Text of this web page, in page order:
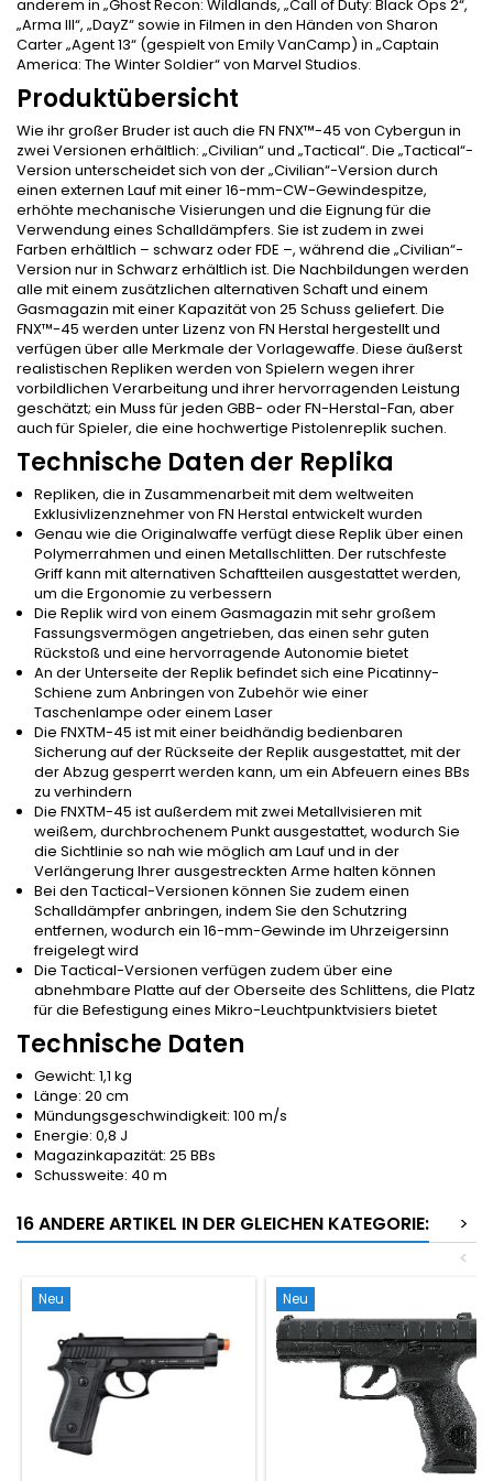
anderem in „Ghost Recon: Wildlands, „Call of Duty: Black Ops 2“,
„Arma III“, „DayZ“ sowie in Filmen in den Händen von Sharon
Carter „Agent 13“ (gespielt von Emily VanCamp) in „Captain
America: The Winter Soldier“ von Marvel Studios.
Produktübersicht
Wie ihr großer Bruder ist auch die FN FNX™-45 von Cybergun in
zwei Versionen erhältlich: „Civilian“ und „Tactical“. Die „Tactical“-
Version unterscheidet sich von der „Civilian“-Version durch
einen externen Lauf mit einer 16-mm-CW-Gewindespitze,
erhöhte mechanische Visierungen und die Eignung für die
Verwendung eines Schalldämpfers. Sie ist zudem in zwei
Farben erhältlich – schwarz oder FDE –, während die „Civilian“-
Version nur in Schwarz erhältlich ist. Die Nachbildungen werden
alle mit einem zusätzlichen alternativen Schaft und einem
Gasmagazin mit einer Kapazität von 25 Schuss geliefert. Die
FNX™-45 werden unter Lizenz von FN Herstal hergestellt und
verfügen über alle Merkmale der Vorlagewaffe. Diese äußerst
realistischen Repliken werden von Spielern wegen ihrer
vorbildlichen Verarbeitung und ihrer hervorragenden Leistung
geschätzt; ein Muss für jeden GBB- oder FN-Herstal-Fan, aber
auch für Spieler, die eine hochwertige Pistolenreplik suchen.
Technische Daten der Replika
Repliken, die in Zusammenarbeit mit dem weltweiten
Exklusivlizenznehmer von FN Herstal entwickelt wurden
Genau wie die Originalwaffe verfügt diese Replik über einen
Polymerrahmen und einen Metallschlitten. Der rutschfeste
Griff kann mit alternativen Schaftteilen ausgestattet werden,
um die Ergonomie zu verbessern
Die Replik wird von einem Gasmagazin mit sehr großem
Fassungsvermögen angetrieben, das einen sehr guten
Rückstoß und eine hervorragende Autonomie bietet
An der Unterseite der Replik befindet sich eine Picatinny-
Schiene zum Anbringen von Zubehör wie einer
Taschenlampe oder einem Laser
Die FNXTM-45 ist mit einer beidhändig bedienbaren
Sicherung auf der Rückseite der Replik ausgestattet, mit der
der Abzug gesperrt werden kann, um ein Abfeuern eines BBs
zu verhindern
Die FNXTM-45 ist außerdem mit zwei Metallvisieren mit
weißem, durchbrochenem Punkt ausgestattet, wodurch Sie
die Sichtlinie so nah wie möglich am Lauf und in der
Verlängerung Ihrer ausgestreckten Arme halten können
Bei den Tactical-Versionen können Sie zudem einen
Schalldämpfer anbringen, indem Sie den Schutzring
entfernen, wodurch ein 16-mm-Gewinde im Uhrzeigersinn
freigelegt wird
Die Tactical-Versionen verfügen zudem über eine
abnehmbare Platte auf der Oberseite des Schlittens, die Platz
für die Befestigung eines Mikro-Leuchtpunktvisiers bietet
Technische Daten
Gewicht: 1,1 kg
Länge: 20 cm
Mündungsgeschwindigkeit: 100 m/s
Energie: 0,8 J
Magazinkapazität: 25 BBs
Schussweite: 40 m
16 ANDERE ARTIKEL IN DER GLEICHEN KATEGORIE:
>
<
Neu Neu